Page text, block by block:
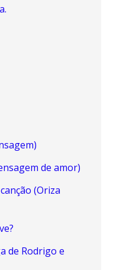
de amor)
(Oriza
de Rodrigo e